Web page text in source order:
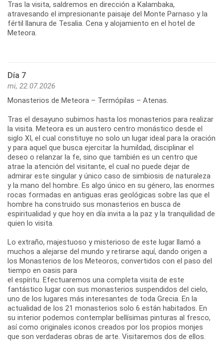
Tras la visita, saldremos en dirección a Kalambaka,
atravesando el impresionante paisaje del Monte Parnaso y la
fértil llanura de Tesalia. Cena y alojamiento en el hotel de
Meteora.
Día 7
mi, 22.07.2026
Monasterios de Meteora – Termópilas – Atenas.
Tras el desayuno subimos hasta los monasterios para realizar
la visita. Meteora es un austero centro monástico desde el
siglo XI, el cual constituye no solo un lugar ideal para la oración
y para aquel que busca ejercitar la humildad, disciplinar el
deseo o relanzar la fe, sino que también es un centro que
atrae la atención del visitante, el cual no puede dejar de
admirar este singular y único caso de simbiosis de naturaleza
y la mano del hombre. Es algo único en su género, las enormes
rocas formadas en antiguas eras geológicas sobre las que el
hombre ha construido sus monasterios en busca de
espiritualidad y que hoy en día invita a la paz y la tranquilidad de
quien lo visita.
Lo extraño, majestuoso y misterioso de este lugar llamó a
muchos a alejarse del mundo y retirarse aquí, dando origen a
los Monasterios de los Meteoros, convertidos con el paso del
tiempo en oasis para
el espíritu. Efectuaremos una completa visita de este
fantástico lugar con sus monasterios suspendidos del cielo,
uno de los lugares más interesantes de toda Grecia. En la
actualidad de los 21 monasterios solo 6 están habitados. En
su interior podemos contemplar bellísimas pinturas al fresco,
así como originales iconos creados por los propios monjes
que son verdaderas obras de arte. Visitaremos dos de ellos.